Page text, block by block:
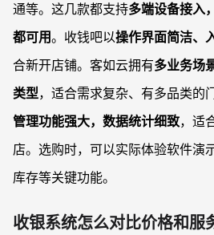
通等。这几款都支持多端设备接入，
都可用。收钱吧以操作界面简洁、
合新开店铺。客如云拥有多业务场
类型，适合需求复杂、有多品类的
管理功能强大，数据统计细致，适
店。选购时，可以实际体验软件演
库存等关键功能。
收银系统怎么对比价格和服